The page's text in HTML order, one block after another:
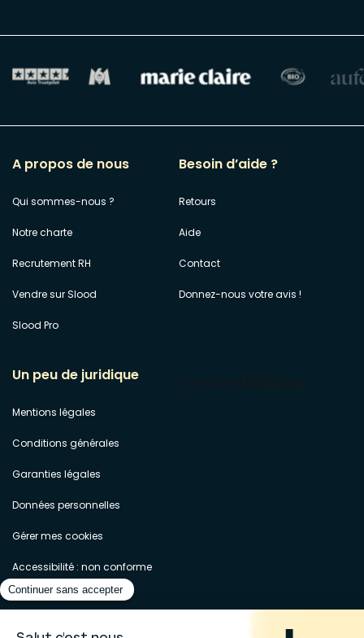
A propos de nous
Qui sommes-nous ?
Notre charte
Recrutement RH
Vendre sur Slood
Slood Pro
Besoin d’aide ?
Retours
Aide
Contact
Donnez-nous votre avis !
Un peu de juridique
Mentions légales
Conditions générales
Garanties légales
Données personnelles
Gérer mes cookies
Accessibilité : non conforme